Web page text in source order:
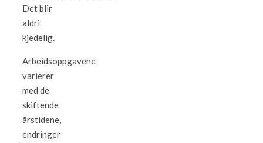
Det blir
aldri
kjedelig.
Arbeidsoppgavene
varierer
med de
skiftende
årstidene,
endringer